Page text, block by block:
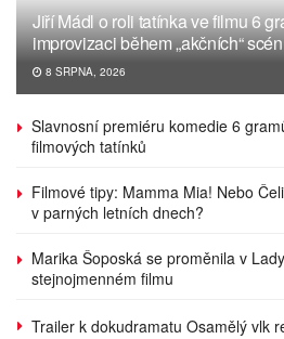
Jiří Mádl o roli tatínka ve filmu 6
improvizaci během „akčních“ scén
8 SRPNA, 2026
Slavnosní premiéru komedie 6
filmových tatínků
Filmové tipy: Mamma Mia! Nebo
v parných letních dnech?
Marika Šoposká se proměnila v
stejnojmenném filmu
Trailer k dokudramatu Osamělý vlk